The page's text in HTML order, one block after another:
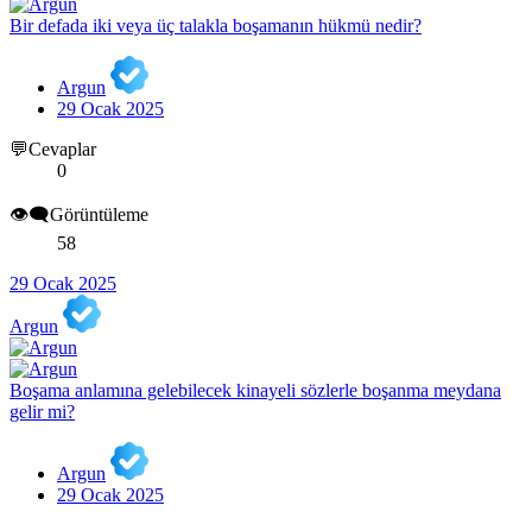
Bir defada iki veya üç talakla boşamanın hükmü nedir?
Argun
29 Ocak 2025
💬Cevaplar
0
👁️‍🗨️Görüntüleme
58
29 Ocak 2025
Argun
Boşama anlamına gelebilecek kinayeli sözlerle boşanma meydana
gelir mi?
Argun
29 Ocak 2025